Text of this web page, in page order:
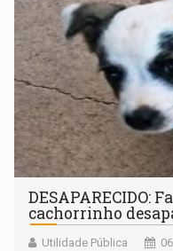
DESAPARECIDO:
cachorrinho
Utilidade Pública